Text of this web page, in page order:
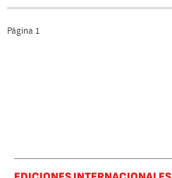
Página 1